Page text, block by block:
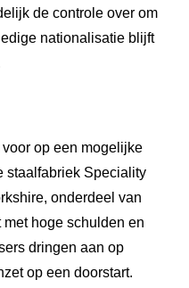
de controle over om
nationalisatie blijft
op een mogelijke
staalfabriek Speciality
onderdeel van
met hoge schulden en
dringen aan op
op een doorstart.